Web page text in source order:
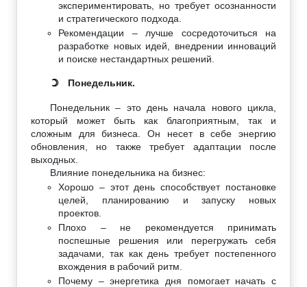
экспериментировать, но требует осознанности
и стратегического подхода.
Рекомендации – лучше сосредоточиться на
разработке новых идей, внедрении инноваций
и поиске нестандартных решений.
☽ Понедельник.
Понедельник – это день начала нового цикла,
который может быть как благоприятным, так и
сложным для бизнеса. Он несет в себе энергию
обновления, но также требует адаптации после
выходных.
Влияние понедельника на бизнес:
Хорошо – этот день способствует постановке
целей, планированию и запуску новых
проектов.
Плохо – не рекомендуется принимать
поспешные решения или перегружать себя
задачами, так как день требует постепенного
вхождения в рабочий ритм.
Почему – энергетика дня помогает начать с